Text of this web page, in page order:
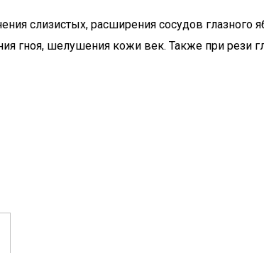
слизистых, расширения сосудов глазного
гноя, шелушения кожи век. Также при рези